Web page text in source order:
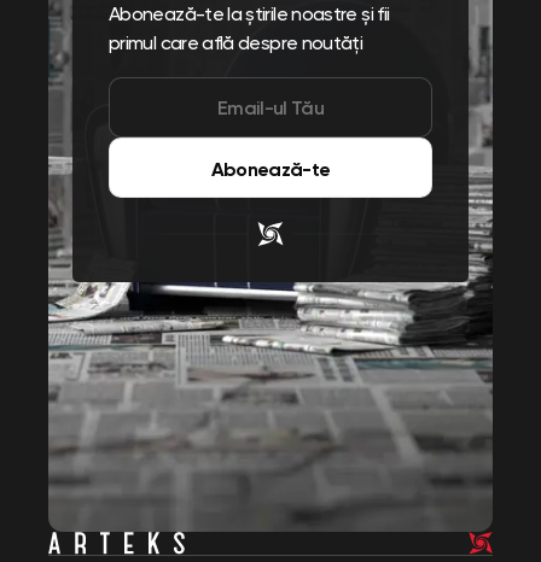
Abonează-te la știrile noastre și fii
primul care află despre noutăți
Abonează-te